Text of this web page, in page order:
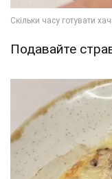
Подавайте